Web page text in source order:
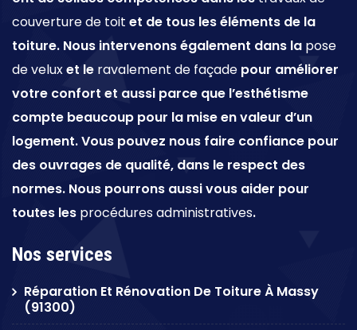
couverture de toit et de tous les éléments de la
toiture. Nous intervenons également dans la pose
de veluxet le ravalement de façade pour améliorer
votre confort et aussi parce que l’esthétisme
compte beaucoup pour la mise en valeur d’un
logement. Vous pouvez nous faire confiance pour
des ouvrages de qualité, dans le respect des
normes. Nous pourrons aussi vous aider pour
toutes les procédures administratives.
Nos services
Réparation Et Rénovation De Toiture À Massy
(91300)